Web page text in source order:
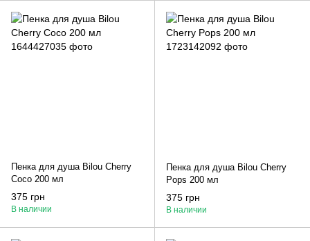
Пенка для душа Bilou Cherry
Coco 200 мл
375 грн
В наличии
Пенка для душа Bilou Cherry
Pops 200 мл
375 грн
В наличии